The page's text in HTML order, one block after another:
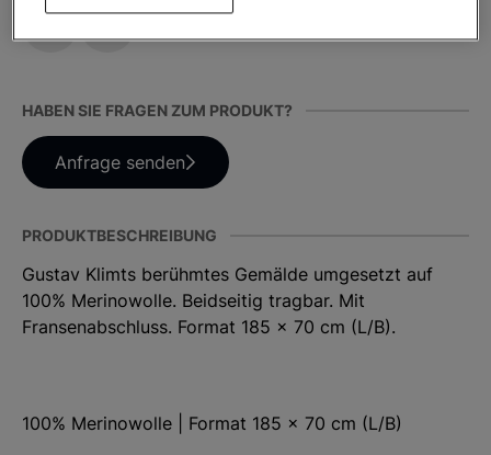
HABEN SIE FRAGEN ZUM PRODUKT?
Anfrage senden
PRODUKTBESCHREIBUNG
Gustav Klimts berühmtes Gemälde umgesetzt auf
100% Merinowolle. Beidseitig tragbar. Mit
Fransenabschluss. Format 185 x 70 cm (L/B).
100% Merinowolle | Format 185 x 70 cm (L/B)